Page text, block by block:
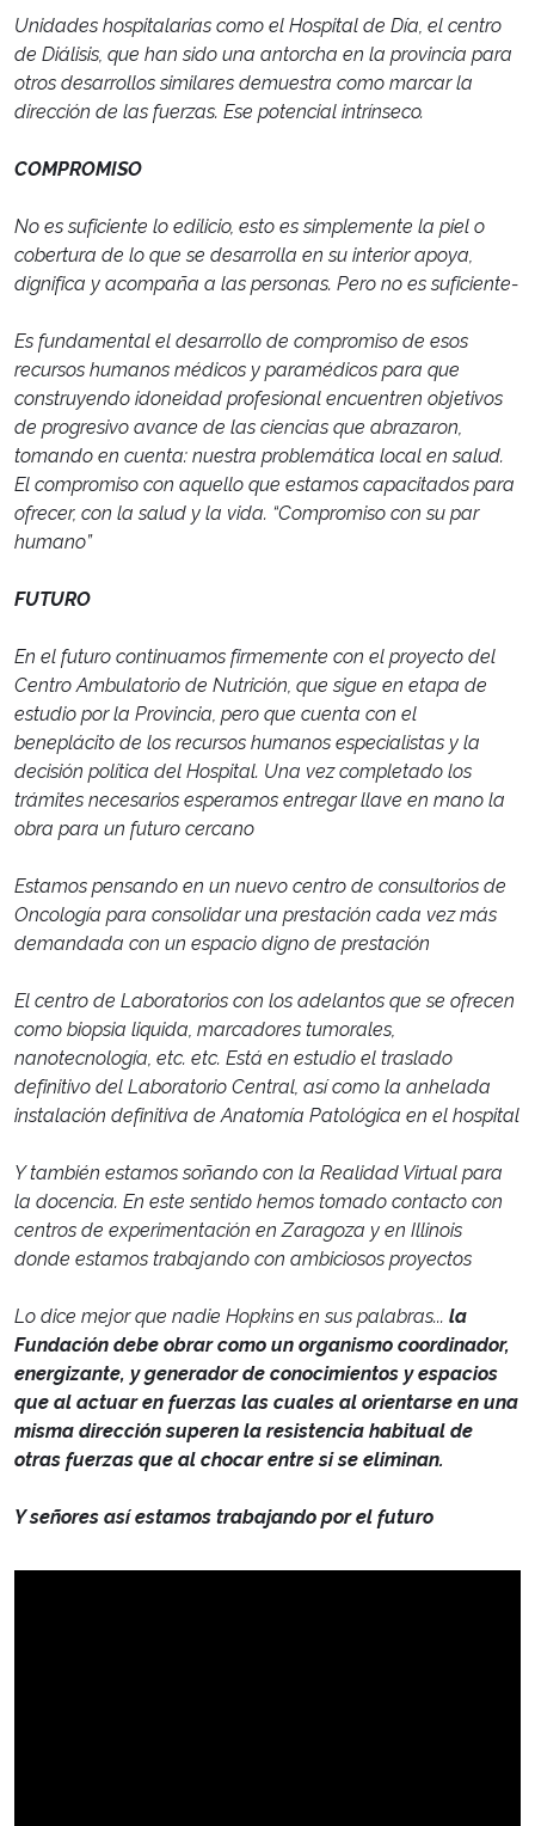
Unidades hospitalarias como el Hospital de Día, el centro
de Diálisis, que han sido una antorcha en la provincia para
otros desarrollos similares demuestra como marcar la
dirección de las fuerzas. Ese potencial intrínseco.
COMPROMISO
No es suficiente lo edilicio, esto es simplemente la piel o
cobertura de lo que se desarrolla en su interior apoya,
dignifica y acompaña a las personas. Pero no es suficiente-
Es fundamental el desarrollo de compromiso de esos
recursos humanos médicos y paramédicos para que
construyendo idoneidad profesional encuentren objetivos
de progresivo avance de las ciencias que abrazaron,
tomando en cuenta: nuestra problemática local en salud.
El compromiso con aquello que estamos capacitados para
ofrecer, con la salud y la vida. “Compromiso con su par
humano”
FUTURO
En el futuro continuamos firmemente con el proyecto del
Centro Ambulatorio de Nutrición, que sigue en etapa de
estudio por la Provincia, pero que cuenta con el
beneplácito de los recursos humanos especialistas y la
decisión política del Hospital. Una vez completado los
trámites necesarios esperamos entregar llave en mano la
obra para un futuro cercano
Estamos pensando en un nuevo centro de consultorios de
Oncología para consolidar una prestación cada vez más
demandada con un espacio digno de prestación
El centro de Laboratorios con los adelantos que se ofrecen
como biopsia liquida, marcadores tumorales,
nanotecnología, etc. etc. Está en estudio el traslado
definitivo del Laboratorio Central, así como la anhelada
instalación definitiva de Anatomía Patológica en el hospital
Y también estamos soñando con la Realidad Virtual para
la docencia. En este sentido hemos tomado contacto con
centros de experimentación en Zaragoza y en Illinois
donde estamos trabajando con ambiciosos proyectos
Lo dice mejor que nadie Hopkins en sus palabras... la
Fundación debe obrar como un organismo coordinador,
energizante, y generador de conocimientos y espacios
que al actuar en fuerzas las cuales al orientarse en una
misma dirección superen la resistencia habitual de
otras fuerzas que al chocar entre si se eliminan.
Y señores así estamos trabajando por el futuro